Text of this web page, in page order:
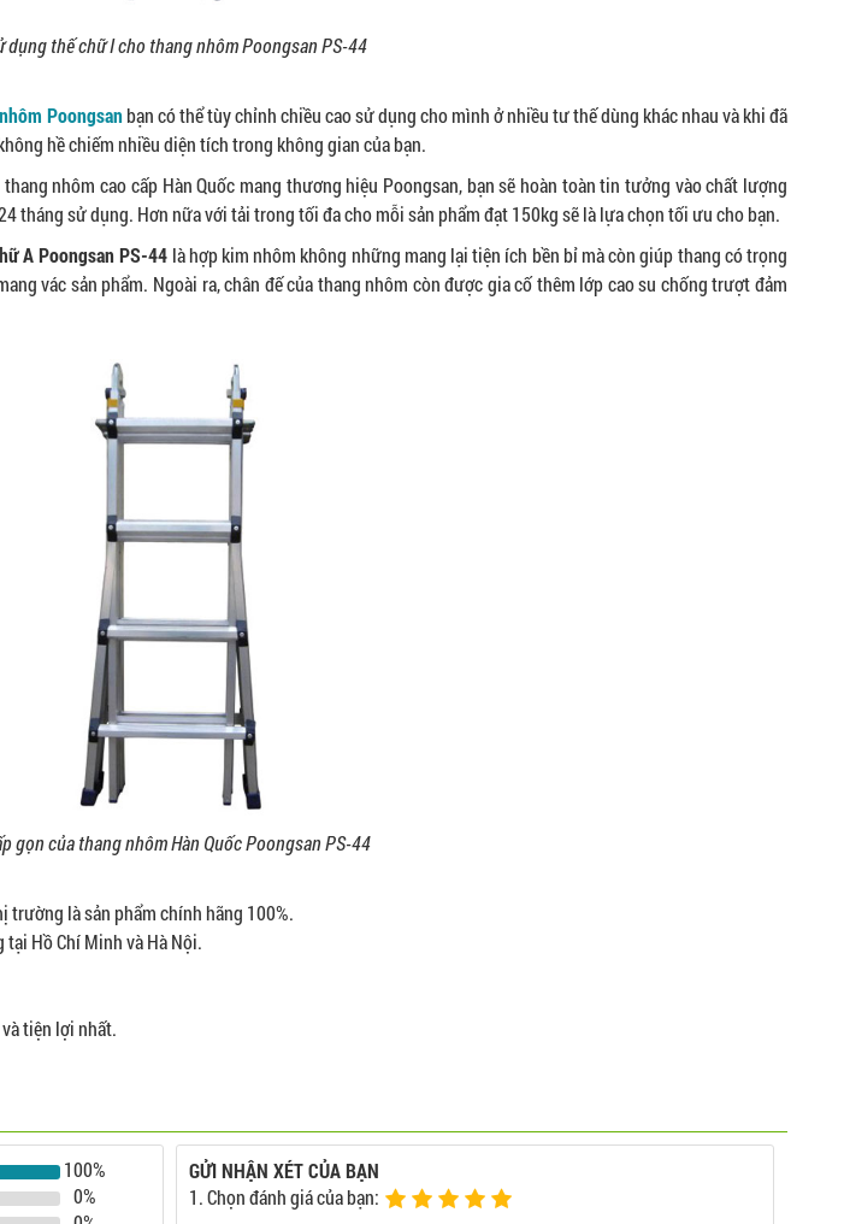
dụng thế chữ I cho thang nhôm Poongsan PS-44
Poongsanbạn có thể tùy chỉnh chiều cao sử dụng cho mình ở nhiều tư thế dùng khác nhau và khi đã
hề chiếm nhiều diện tích trong không gian của bạn.
nhôm cao cấp Hàn Quốc mang thương hiệu Poongsan, bạn sẽ hoàn toàn tin tưởng vào chất lượng
tháng sử dụng. Hơn nữa với tải trong tối đa cho mỗi sản phẩm đạt 150kg sẽ là lựa chọn tối ưu cho bạn.
A Poongsan PS-44 là hợp kim nhôm không những mang lại tiện ích bền bỉ mà còn giúp thang có trọng
vác sản phẩm. Ngoài ra, chân đế của thang nhôm còn được gia cố thêm lớp cao su chống trượt đảm
gọn của thang nhôm Hàn Quốc Poongsan PS-44
là sản phẩm chính hãng 100%.
Hồ Chí Minh và Hà Nội.
tiện lợi nhất.
100%
0%
GỬI NHẬN XÉT CỦA BẠN
1. Chọn đánh giá của bạn: